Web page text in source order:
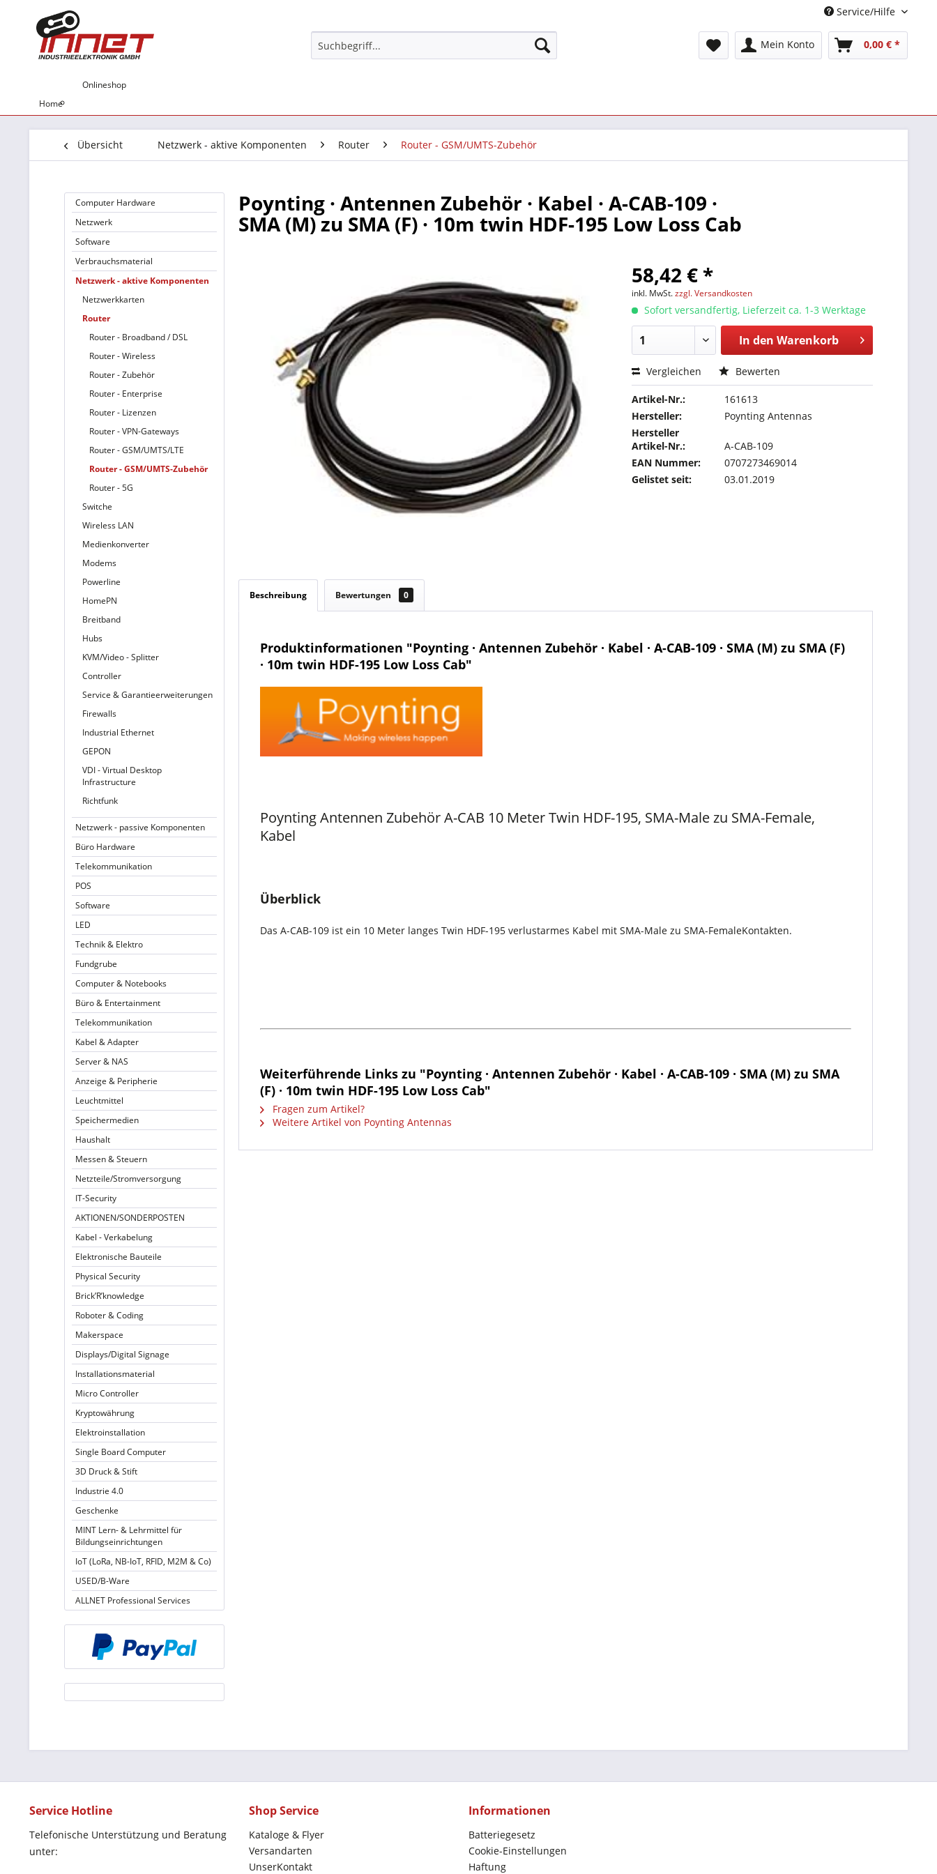
Service/Hilfe
Mein Konto 0,00 € *
Home
Onlineshop
Übersicht Netzwerk - aktive Komponenten Router Router - GSM/UMTS-Zubehör
Computer Hardware
Netzwerk
Software
Verbrauchsmaterial
Netzwerk - aktive Komponenten
Netzwerkkarten
Router
Router - Broadband / DSL
Router - Wireless
Router - Zubehör
Router - Enterprise
Router - Lizenzen
Router - VPN-Gateways
Router - GSM/UMTS/LTE
Router - GSM/UMTS-Zubehör
Router - 5G
Switche
Wireless LAN
Medienkonverter
Modems
Powerline
HomePN
Breitband
Hubs
KVM/Video - Splitter
Controller
Service & Garantieerweiterungen
Firewalls
Industrial Ethernet
GEPON
VDI - Virtual Desktop
Infrastructure
Richtfunk
Netzwerk - passive Komponenten
Büro Hardware
Telekommunikation
POS
Software
LED
Technik & Elektro
Fundgrube
Computer & Notebooks
Büro & Entertainment
Telekommunikation
Kabel & Adapter
Server & NAS
Anzeige & Peripherie
Leuchtmittel
Speichermedien
Haushalt
Messen & Steuern
Netzteile/Stromversorgung
IT-Security
AKTIONEN/SONDERPOSTEN
Kabel - Verkabelung
Elektronische Bauteile
Physical Security
Brick’R’knowledge
Roboter & Coding
Makerspace
Displays/Digital Signage
Installationsmaterial
Micro Controller
Kryptowährung
Elektroinstallation
Single Board Computer
3D Druck & Stift
Industrie 4.0
Geschenke
MINT Lern- & Lehrmittel für
Bildungseinrichtungen
IoT (LoRa, NB-IoT, RFID, M2M & Co)
USED/B-Ware
ALLNET Professional Services
Poynting · Antennen Zubehör · Kabel · A-CAB-109 ·
SMA (M) zu SMA (F) · 10m twin HDF-195 Low Loss Cab
58,42 € *
inkl. MwSt.zzgl. Versandkosten
Sofort versandfertig, Lieferzeit ca. 1-3 Werktage
In den Warenkorb
Vergleichen Bewerten
Artikel-Nr.:
161613
Hersteller:
Poynting Antennas
Hersteller
Artikel-Nr.:
A-CAB-109
EAN Nummer:
0707273469014
Gelistet seit:
03.01.2019
Beschreibung Bewertungen 0
Produktinformationen "Poynting · Antennen Zubehör · Kabel · A-CAB-109 · SMA (M) zu SMA (F)
· 10m twin HDF-195 Low Loss Cab"
Poynting Antennen Zubehör A-CAB 10 Meter Twin HDF-195, SMA-Male zu SMA-Female,
Kabel
Überblick
Das A-CAB-109 ist ein 10 Meter langes Twin HDF-195 verlustarmes Kabel mit SMA-Male zu SMA-FemaleKontakten.
Weiterführende Links zu "Poynting · Antennen Zubehör · Kabel · A-CAB-109 · SMA (M) zu SMA
(F) · 10m twin HDF-195 Low Loss Cab"
Fragen zum Artikel?
Weitere Artikel von Poynting Antennas
Service Hotline
Telefonische Unterstützung und Beratung
unter:
Shop Service
Kataloge & Flyer
Versandarten
UnserKontakt
Informationen
Batteriegesetz
Cookie-Einstellungen
Haftung